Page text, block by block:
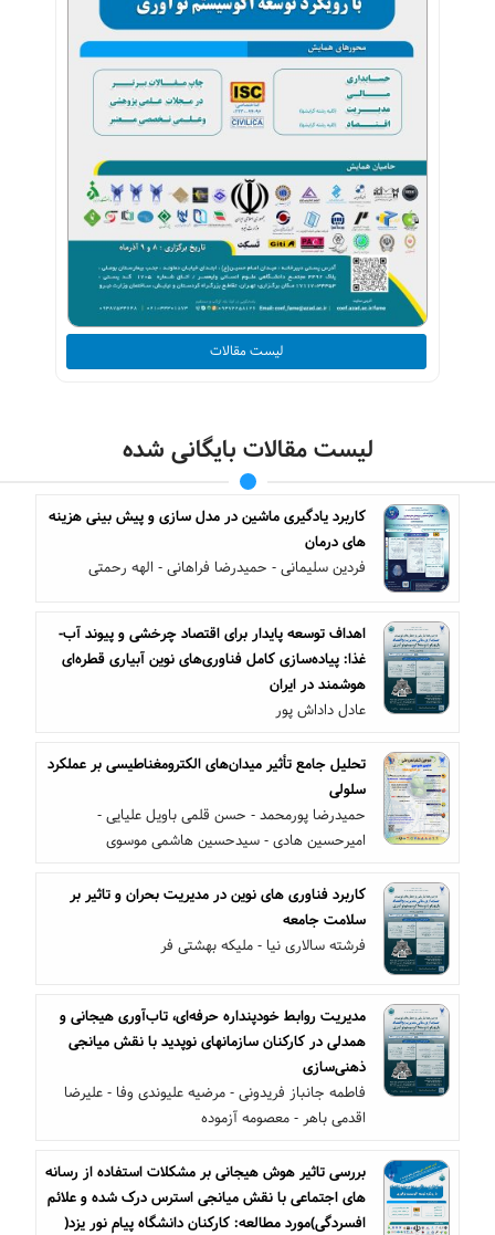
لیست مقالات
لیست مقالات بایگانی شده
کاربرد یادگیری ماشین در مدل سازی و پیش بینی هزینه
های درمان
فردین سلیمانی - حمیدرضا فراهانی - الهه رحمتی
اهداف توسعه پایدار برای اقتصاد چرخشی و پیوند آب-
غذا: پیاده‌سازی کامل فناوری‌های نوین آبیاری قطره‌ای
هوشمند در ایران
عادل داداش پور
تحلیل جامع تأثیر میدان‌های الکترومغناطیسی بر عملکرد
سلولی
حمیدرضا پورمحمد - حسن قلمی باویل علیایی -
امیرحسین هادی - سیدحسین هاشمی موسوی
کاربرد فناوری های نوین در مدیریت بحران و تاثیر بر
سلامت جامعه
فرشته سالاری نیا - ملیکه بهشتی فر
مدیریت روابط خودپنداره حرفه‌ای، تاب‌آوری هیجانی و
همدلی در کارکنان سازمانهای نوپدید با نقش میانجی
ذهنی‌سازی
فاطمه جانباز فریدونی - مرضیه علیوندی وفا - علیرضا
اقدمی باهر - معصومه آزموده
بررسی تاثیر هوش هیجانی بر مشکلات استفاده از رسانه
های اجتماعی با نقش میانجی استرس درک شده و علائم
افسردگی)مورد مطالعه: کارکنان دانشگاه پیام نور یزد(